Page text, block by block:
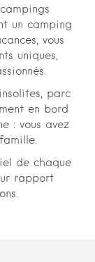
un camping
vous
uniques,
parc
en bord
: vous avez
de chaque
rapport